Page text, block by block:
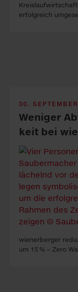
erfolgreich
30.
Weniger
keit bei
wienerberger
um 15 % – Zero